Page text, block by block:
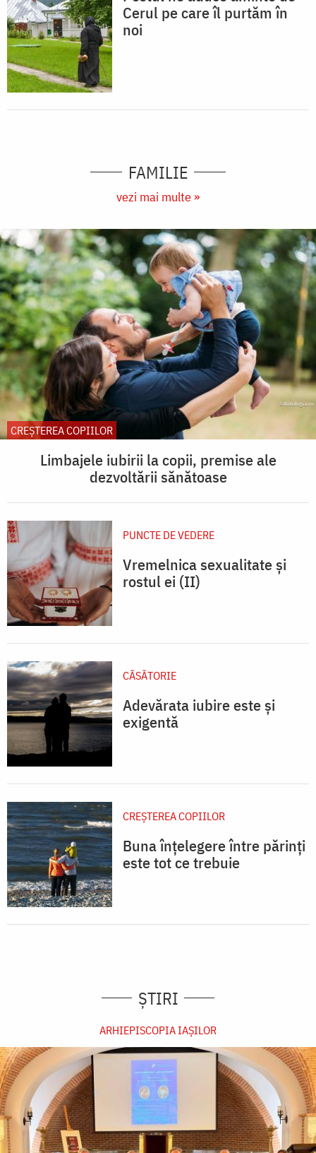
Cerul pe care îl purtăm în
noi
FAMILIE
vezi mai multe »
CREŞTEREA COPIILOR
Limbajele iubirii la copii, premise ale
dezvoltării sănătoase
PUNCTE DE VEDERE
Vremelnica sexualitate și
rostul ei (II)
CĂSĂTORIE
Adevărata iubire este și
exigentă
CREŞTEREA COPIILOR
Buna înțelegere între părinți
este tot ce trebuie
ȘTIRI
ARHIEPISCOPIA IAŞILOR